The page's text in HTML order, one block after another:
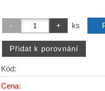
ks
Kód:
Cena: